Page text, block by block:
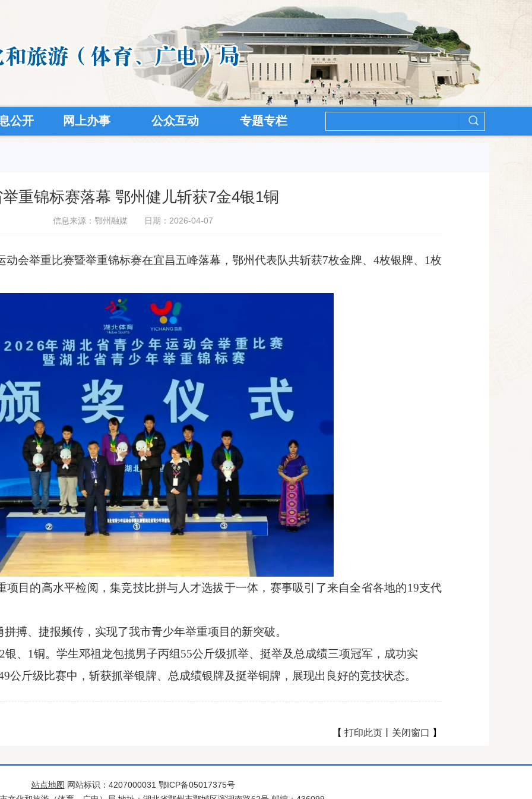
公开 网上办事 公众互动 专题专栏
重锦标赛落幕 鄂州健儿斩获7金4银1铜
信息来源：鄂州融媒 日期：2026-04-07
动会举重比赛暨举重锦标赛在宜昌五峰落幕 ， 鄂州代表队共斩获7枚金牌、 4枚银牌、 1枚
项目的高水平检阅，集竞技比拼与人才选拔于一体，赛事吸引了来自全省各地的19支代
搏、捷报频传，实现了我市青少年举重项目的新突破。
2银、 1铜。学生邓祖龙包揽男子丙组 55公斤级抓举、挺举及总成绩三项冠军，成功实
公斤级比赛中，斩获抓举银牌、总成绩银牌及挺举铜牌，展现出良好的竞技状态。
【 打印此页 关闭窗口 】
站点地图 网站标识：4207000031 鄂ICP备05017375号